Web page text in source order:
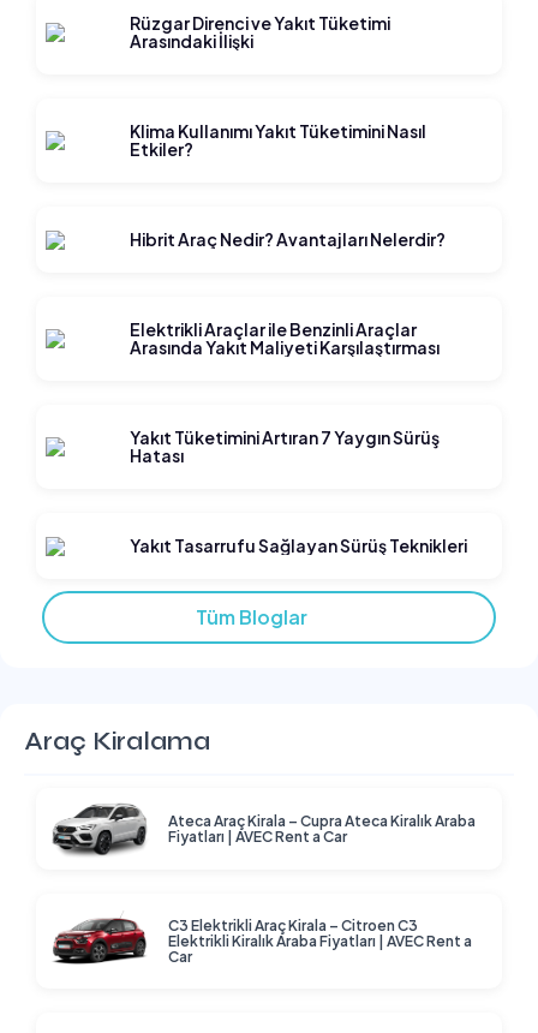
Rüzgar Direnci ve Yakıt Tüketimi
Arasındaki İlişki
Klima Kullanımı Yakıt Tüketimini Nasıl
Etkiler?
Hibrit Araç Nedir? Avantajları Nelerdir?
Elektrikli Araçlar ile Benzinli Araçlar
Arasında Yakıt Maliyeti Karşılaştırması
Yakıt Tüketimini Artıran 7 Yaygın Sürüş
Hatası
Yakıt Tasarrufu Sağlayan Sürüş Teknikleri
Tüm Bloglar
Araç Kiralama
Ateca Araç Kirala – Cupra Ateca Kiralık Araba
Fiyatları | AVEC Rent a Car
C3 Elektrikli Araç Kirala – Citroen C3
Elektrikli Kiralık Araba Fiyatları | AVEC Rent a
Car